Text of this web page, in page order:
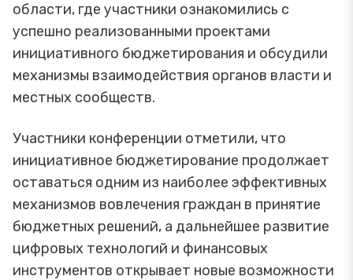
области, где участники ознакомились с
успешно реализованными проектами
инициативного бюджетирования и обсудили
механизмы взаимодействия органов власти и
местных сообществ.
Участники конференции отметили, что
инициативное бюджетирование продолжает
оставаться одним из наиболее эффективных
механизмов вовлечения граждан в принятие
бюджетных решений, а дальнейшее развитие
цифровых технологий и финансовых
инструментов открывает новые возможности